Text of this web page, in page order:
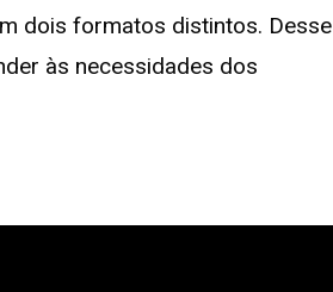
dois formatos distintos. Desse
às necessidades dos